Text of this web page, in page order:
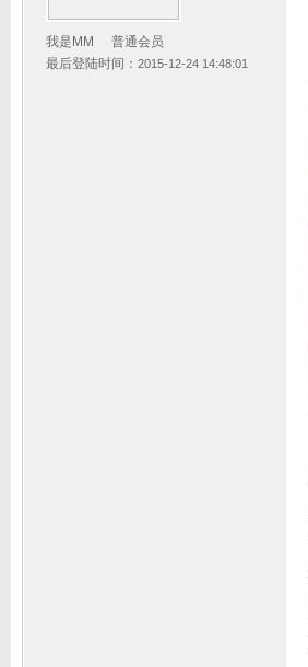
我是MM
普通会员
最后登陆时间： 2015-12-24 14:48:01